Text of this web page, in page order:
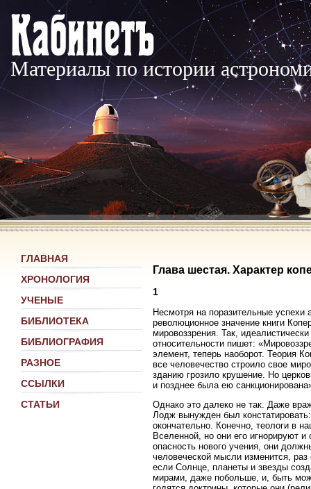
Материалы по истории
ГЛАВНАЯ
ХРОНОЛОГИЯ
УЧЕНЫЕ
БИБЛИОТЕКА
БИБЛИОГРАФИЯ
РАЗНОЕ
ССЫЛКИ
СТАТЬИ
Глава шестая. Характер
1
Несмотря на поразительные
революционное значение книги
мировоззрения. Так,
относительности пишет:
элемент, теперь наоборот. Теория
все человечество строило свое
зданию грозило крушение. Но
и позднее была ею
Однако это далеко не так. Даже
Лодж вынужден был
окончательно. Конечно, теологи в
Вселенной, но они его игнорируют
опасность нового учения, они
человеческой мысли изменится,
если Солнце, планеты и звезды
мирами, даже побольше, и, быть